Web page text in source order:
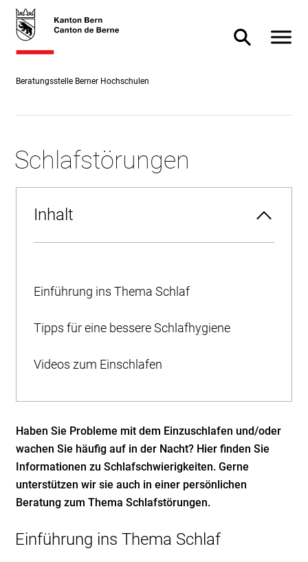
Direkt
zum
Inhalt
skiplink.toNavigation
skiplink.toStartPage
Direkt
Suche
Beratungsstelle Berner Hochschulen
Suche ein-
Schlafstörungen
Inhalt
Einführung ins Thema Schlaf
Tipps für eine bessere Schlafhygiene
Videos zum Einschlafen
Haben Sie Probleme mit dem Einzuschlafen und/oder
wachen Sie häufig auf in der Nacht? Hier finden Sie
Informationen zu Schlafschwierigkeiten. Gerne
unterstützen wir sie auch in einer persönlichen
Beratung zum Thema Schlafstörungen.
Einführung ins Thema Schlaf